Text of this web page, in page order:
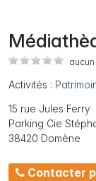
Activités :
15 rue Jules Ferry
Parking Cie
38420 Domène
Contacter